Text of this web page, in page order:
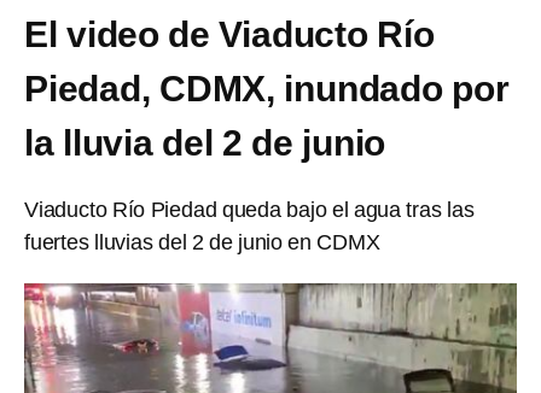
El video de Viaducto Río
Piedad, CDMX, inundado por
la lluvia del 2 de junio
Viaducto Río Piedad queda bajo el agua tras las
fuertes lluvias del 2 de junio en CDMX